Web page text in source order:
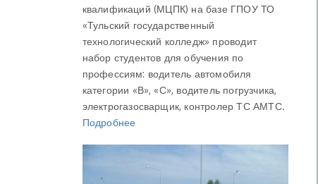
квалификаций (МЦПК) на базе ГПОУ ТО
«Тульский государственный
технологический колледж» проводит
набор студентов для обучения по
профессиям: водитель автомобиля
категории «В», «С», водитель погрузчика,
электрогазосварщик, контролер ТС АМТС.
Подробнее